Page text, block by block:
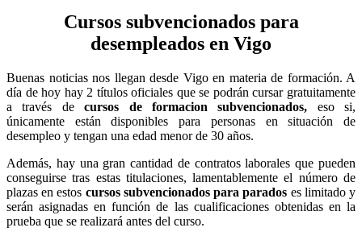
Cursos subvencionados para
desempleados en Vigo
Buenas noticias nos llegan desde Vigo en materia de formación. A
día de hoy hay 2 títulos oficiales que se podrán cursar gratuitamente
a través decursos de formacion subvencionados, eso si,
únicamente están disponibles para personas en situación de
desempleo y tengan una edad menor de 30 años.
Además, hay una gran cantidad de contratos laborales que pueden
conseguirse tras estas titulaciones, lamentablemente el número de
plazas en estos cursos subvencionados para parados es limitado y
serán asignadas en función de las cualificaciones obtenidas en la
prueba que se realizará antes del curso.